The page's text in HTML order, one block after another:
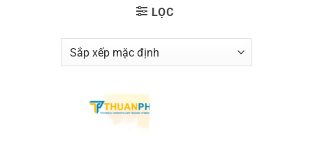
LỌC